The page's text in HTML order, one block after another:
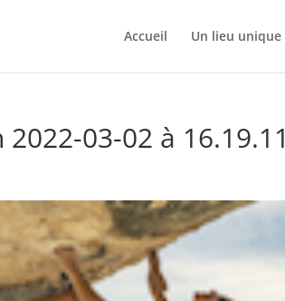
Accueil Un lieu unique
2022-03-02 à 16.19.11